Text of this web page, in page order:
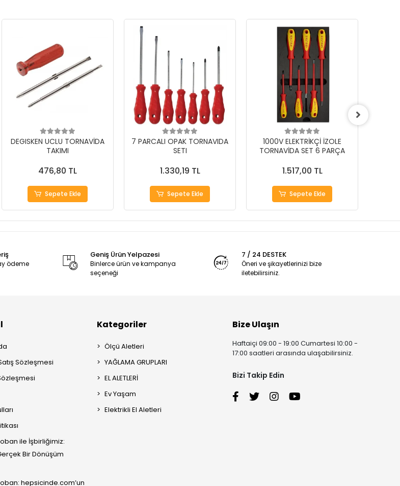
DEGISKEN UCLU TORNAVİDA
TAKIMI
476,80 TL
Sepete Ekle
7 PARCALI OPAK TORNAVIDA
SETI
1.330,19 TL
Sepete Ekle
1000V ELEKTRİKÇİ İZOLE
TORNAVİDA SET 6 PARÇA
1.517,00 TL
Sepete Ekle
ödeme
Geniş Ürün Yelpazesi
Binlerce ürün ve kampanya
seçeneği
7 / 24 DESTEK
Öneri ve şikayetlerinizi bize
iletebilirsiniz.
Sözleşmesi
ile İşbirliğimiz:
Bir Dönüşüm
hepsicinde.com’un
Kategoriler
Ölçü Aletleri
YAĞLAMA GRUPLARI
EL ALETLERİ
Ev Yaşam
Elektrikli El Aletleri
Bize Ulaşın
Haftaiçi 09:00 - 19:00 Cumartesi 10:00 -
17:00 saatleri arasında ulaşabilirsiniz.
Bizi Takip Edin